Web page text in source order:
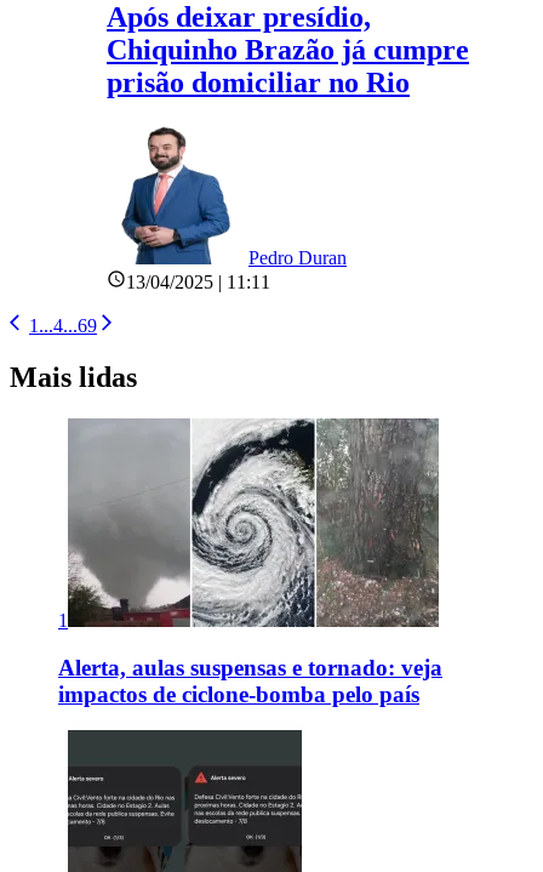
Após deixar presídio,
Chiquinho Brazão já cumpre
prisão domiciliar no Rio
Pedro Duran
13/04/2025 | 11:11
1 ...4...69
Mais lidas
1
Alerta, aulas suspensas e tornado: veja
impactos de ciclone-bomba pelo país